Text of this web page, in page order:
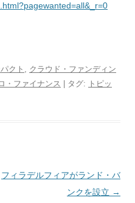
クト , クラウド・ファンディン
・ファイナンス | タグ:
トピッ
フィラデルフィアがランド・バ
ンクを設立 →